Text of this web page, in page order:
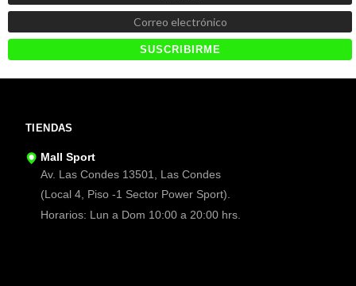
TIENDAS
Mall Sport
Av. Las Condes 13501, Las Condes
(Local 4, Piso -1 Sector Power Sport).
Horarios: Lun a Dom 10:00 a 20:00 hrs.